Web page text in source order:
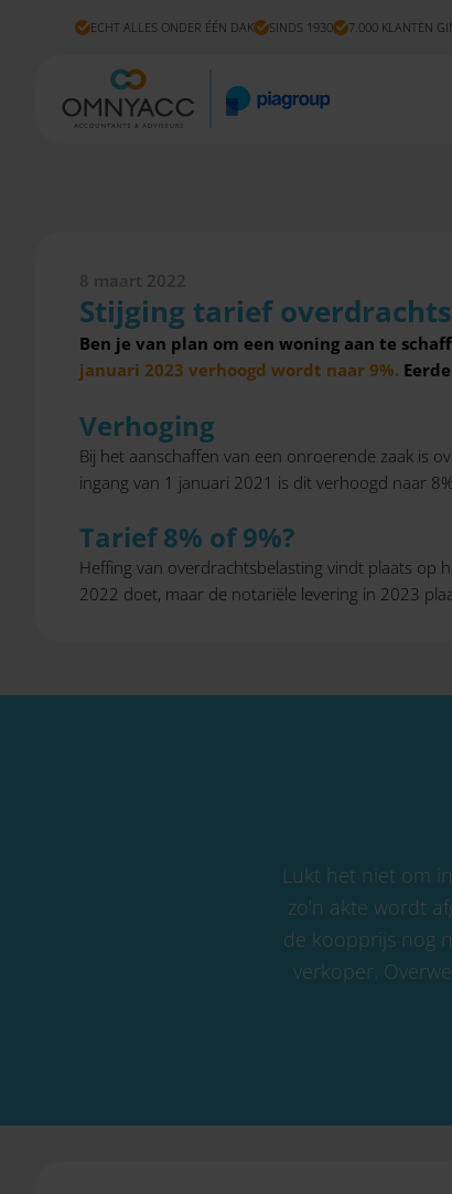
ECHT ALLES ONDER ÉÉN DAK SINDS 1930 7.000 KLANTEN
8 maart 2022
Stijging tarief
Ben je van plan om een woning aan te
januari 2023 verhoogd wordt naar 9%.
Verhoging
Bij het aanschaffen van een onroerende zaak is
ingang van 1 januari 2021 is dit verhoogd naar
Tarief 8% of 9%?
Heffing van overdrachtsbelasting vindt plaats op
2022 doet, maar de notariële levering in 2023
Lukt het niet om
zo’n akte wordt
de koopprijs nog
verkoper.